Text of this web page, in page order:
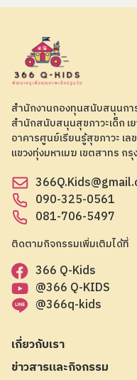
สำนักงานกองทุนสนับสนุนก
สำนักสนับสนุนสุขภาวะเด็ก เ
อาคารศูนย์เรียนรู้สุขภาวะ เ
แขวงทุ่งมหาเมฆ เขตสาทร ก
090-325-0561
081-706-5497
เกี่ยวกับเรา
ข่าวสารและกิจกรรม
ติดตามกิจกรรมเพิ่มเติมได้ที่
366 Q-Kids
@366 Q-KIDS
@366q-kids